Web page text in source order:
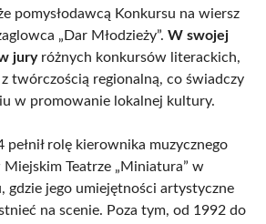
pomysłodawcą Konkursu na wiersz
„Dar Młodzieży”. W swojej
juryróżnych konkursów literackich,
z twórczością regionalną, co świadczy
w promowanie lokalnej kultury.
rolę kierownika muzycznego
Teatrze „Miniatura” w
gdzie jego umiejętności artystyczne
na scenie. Poza tym, od 1992 do